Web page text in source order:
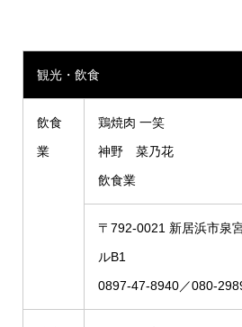
観光・飲食
飲食
業
鶏焼肉 一笑
神野 菜乃花
飲食業
〒792-0021 新居浜市泉
ルB1
0897-47-8940／080-